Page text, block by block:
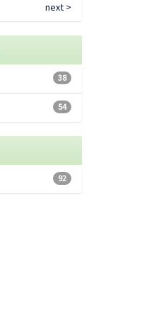
next >
38
54
92